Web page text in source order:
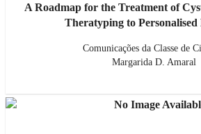
A Roadmap for the Treatment of
Theratyping to Personalised
Comunicações da Classe de
Margarida D. Amaral